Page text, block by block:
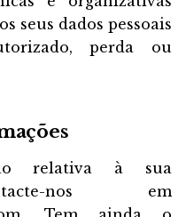
seus dados pessoais
perda ou
relativa à sua
nos em